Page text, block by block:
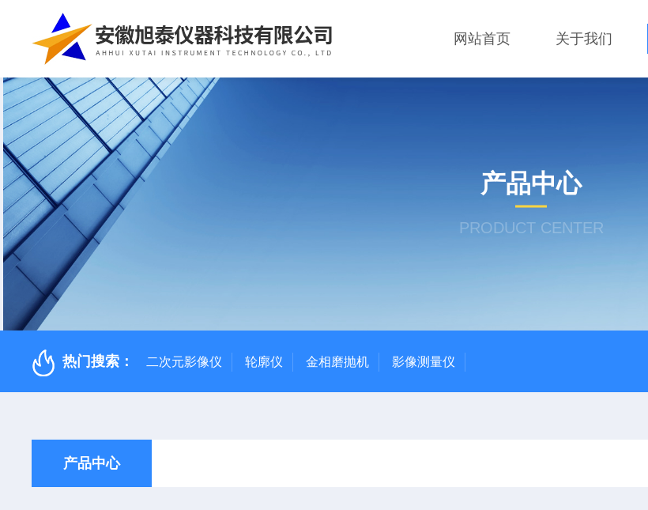
网站首页 关于我们
产品中心
PRODUCT CENTER
热门搜索： 二次元影像仪 轮廓仪 金相磨抛机 影像测量仪
产品中心